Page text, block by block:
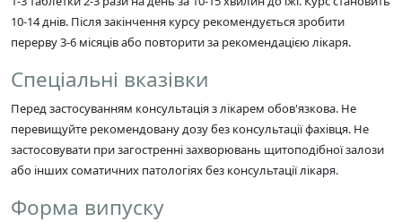
10-14 днів. Після закінчення курсу рекомендується зробити
перерву 3-6 місяців або повторити за рекомендацією лікаря.
Спеціальні вказівки
Перед застосуванням консультація з лікарем обов'язкова. Не
перевищуйте рекомендовану дозу без консультації фахівця. Не
застосовувати при загостренні захворювань щитоподібної залози
або інших соматичних патологіях без консультації лікаря.
Форма випуску